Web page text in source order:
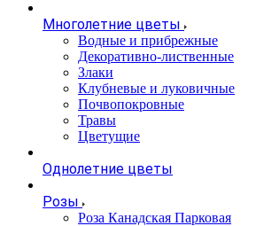
Многолетние цветы
Водные и прибрежные
Декоративно-лиственные
Злаки
Клубневые и луковичные
Почвопокровные
Травы
Цветущие
Однолетние цветы
Розы
Роза Канадская Парковая